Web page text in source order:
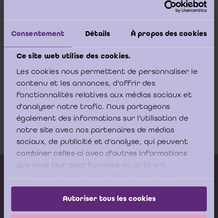
Consentement Détails À propos des cookies
Ce site web utilise des cookies.
Les cookies nous permettent de personnaliser le
contenu et les annonces, d'offrir des
fonctionnalités relatives aux médias sociaux et
d'analyser notre trafic. Nous partageons
également des informations sur l'utilisation de
notre site avec nos partenaires de médias
sociaux, de publicité et d'analyse, qui peuvent
combiner celles-ci avec d'autres informations
que vous leur avez fournies ou qu'ils ont
services.
Autoriser tous les cookies
Een volledige update van de handleiding werd uitgevoerd om
leesbaarheid van deze handleiding. Deze update houdt rekening
met de aanbeveling van het College van toezicht op de
bedrijfsrevisoren 2024/01 over het tijdstip van identificatie en
verificatie van de identiteit van de cliënt, de uiteindelijke
Kalender vorming
Gepubliceerde adviezen